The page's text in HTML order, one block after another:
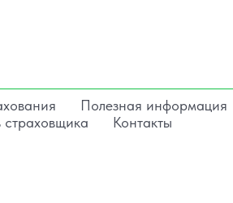
Полезная информация
страховщика
Контакты